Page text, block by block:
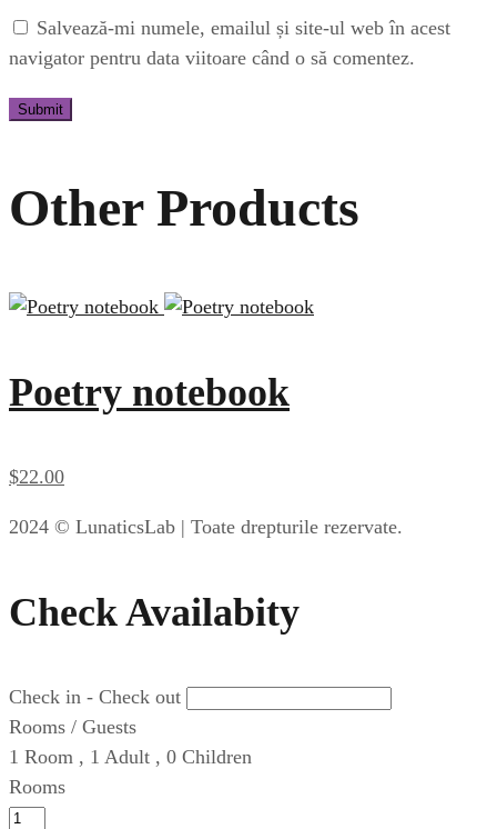
Salvează-mi numele, emailul și site-ul web în acest
navigator pentru data viitoare când o să comentez.
Other Products
Poetry notebook
$22.00
2024 © LunaticsLab | Toate drepturile rezervate.
Check Availabity
Check in - Check out
Rooms / Guests
1 Room , 1 Adult , 0 Children
Rooms